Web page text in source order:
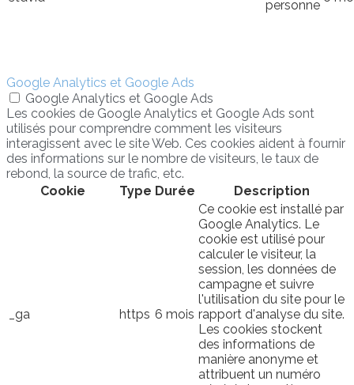
personne
Google Analytics et Google Ads
Google Analytics et Google Ads
Les cookies de Google Analytics et Google Ads sont
utilisés pour comprendre comment les visiteurs
interagissent avec le site Web. Ces cookies aident à fournir
des informations sur le nombre de visiteurs, le taux de
rebond, la source de trafic, etc.
Cookie
Type Durée Description
_ga https 6 mois
Ce cookie est installé par
Google Analytics. Le
cookie est utilisé pour
calculer le visiteur, la
session, les données de
campagne et suivre
l'utilisation du site pour le
rapport d'analyse du site.
Les cookies stockent
des informations de
manière anonyme et
attribuent un numéro